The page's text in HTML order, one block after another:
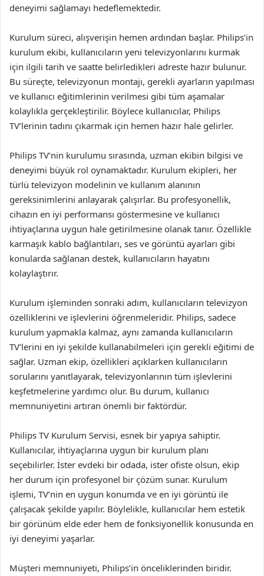
deneyimi sağlamayı hedeflemektedir.
Kurulum süreci, alışverişin hemen ardından başlar. Philips’in
kurulum ekibi, kullanıcıların yeni televizyonlarını kurmak
için ilgili tarih ve saatte belirledikleri adreste hazır bulunur.
Bu süreçte, televizyonun montajı, gerekli ayarların yapılması
ve kullanıcı eğitimlerinin verilmesi gibi tüm aşamalar
kolaylıkla gerçekleştirilir. Böylece kullanıcılar, Philips
TV’lerinin tadını çıkarmak için hemen hazır hale gelirler.
Philips TV’nin kurulumu sırasında, uzman ekibin bilgisi ve
deneyimi büyük rol oynamaktadır. Kurulum ekipleri, her
türlü televizyon modelinin ve kullanım alanının
gereksinimlerini anlayarak çalışırlar. Bu profesyonellik,
cihazın en iyi performansı göstermesine ve kullanıcı
ihtiyaçlarına uygun hale getirilmesine olanak tanır. Özellikle
karmaşık kablo bağlantıları, ses ve görüntü ayarları gibi
konularda sağlanan destek, kullanıcıların hayatını
kolaylaştırır.
Kurulum işleminden sonraki adım, kullanıcıların televizyon
özelliklerini ve işlevlerini öğrenmeleridir. Philips, sadece
kurulum yapmakla kalmaz, aynı zamanda kullanıcıların
TV’lerini en iyi şekilde kullanabilmeleri için gerekli eğitimi de
sağlar. Uzman ekip, özellikleri açıklarken kullanıcıların
sorularını yanıtlayarak, televizyonlarının tüm işlevlerini
keşfetmelerine yardımcı olur. Bu durum, kullanıcı
memnuniyetini artıran önemli bir faktördür.
Philips TV Kurulum Servisi, esnek bir yapıya sahiptir.
Kullanıcılar, ihtiyaçlarına uygun bir kurulum planı
seçebilirler. İster evdeki bir odada, ister ofiste olsun, ekip
her durum için profesyonel bir çözüm sunar. Kurulum
işlemi, TV’nin en uygun konumda ve en iyi görüntü ile
çalışacak şekilde yapılır. Böylelikle, kullanıcılar hem estetik
bir görünüm elde eder hem de fonksiyonellik konusunda en
iyi deneyimi yaşarlar.
Müşteri memnuniyeti, Philips’in önceliklerinden biridir.